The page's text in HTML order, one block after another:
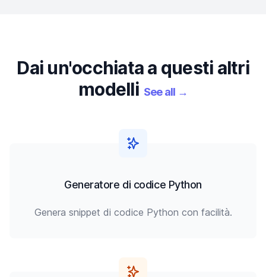
Dai un'occhiata a questi altri
modelli See all →
Generatore di codice Python
Genera snippet di codice Python con facilità.